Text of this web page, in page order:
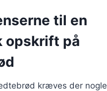
til en
opskrift på
kræves der nogle